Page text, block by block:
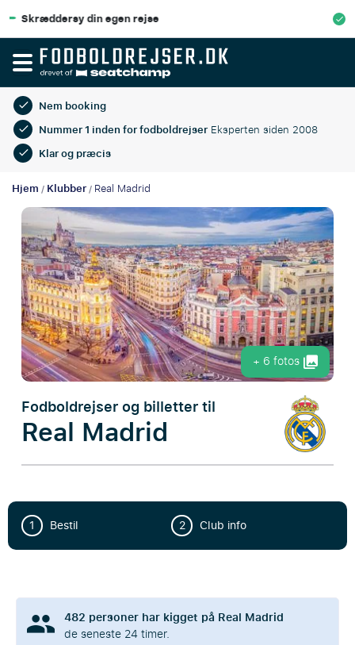
100% Økonomisk beskyttelse
Nem booking
Nummer 1 inden for fodboldrejserEksperten siden 2008
Klar og præcis
Hjem/Klubber/Real Madrid
+ 6 fotos
Fodboldrejser og billetter til
Real Madrid
1 Bestil 2 Club info
482 personer har kigget på Real Madrid
de seneste 24 timer.